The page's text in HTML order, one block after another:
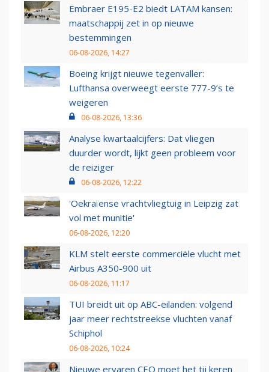
Embraer E195-E2 biedt LATAM kansen:
maatschappij zet in op nieuwe
bestemmingen
06-08-2026, 14:27
Boeing krijgt nieuwe tegenvaller:
Lufthansa overweegt eerste 777-9’s te
weigeren
06-08-2026, 13:36
Analyse kwartaalcijfers: Dat vliegen
duurder wordt, lijkt geen probleem voor
de reiziger
06-08-2026, 12:22
'Oekraïense vrachtvliegtuig in Leipzig zat
vol met munitie'
06-08-2026, 12:20
KLM stelt eerste commerciële vlucht met
Airbus A350-900 uit
06-08-2026, 11:17
TUI breidt uit op ABC-eilanden: volgend
jaar meer rechtstreekse vluchten vanaf
Schiphol
06-08-2026, 10:24
Nieuwe ervaren CEO moet het tij keren